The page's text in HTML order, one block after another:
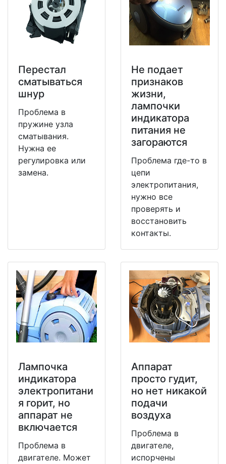
Перестал
сматываться
шнур
Проблема в
пружине узла
сматывания.
Нужна ее
регулировка или
замена.
Не подает
признаков
жизни,
лампочки
индикатора
питания не
загораются
Проблема где-то в
цепи
электропитания,
нужно все
проверять и
восстановить
контакты.
Лампочка
индикатора
электропитани
я горит, но
аппарат не
включается
Проблема в
двигателе. Может
Аппарат
просто гудит,
но нет никакой
подачи
воздуха
Проблема в
двигателе,
испорчены